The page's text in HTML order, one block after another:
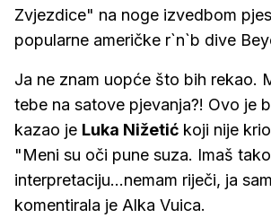
Zvjezdice" na noge izvedbom
popularne američke r`n`b dive
Ja ne znam uopće što bih rekao.
tebe na satove pjevanja?! Ovo je
kazao je Luka Nižetić koji nije
"Meni su oči pune suza. Imaš
interpretaciju...nemam riječi, ja
komentirala je Alka Vuica.